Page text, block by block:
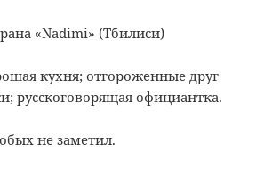
кухня; отгороженные друг
русскоговорящая официантка.
не заметил.